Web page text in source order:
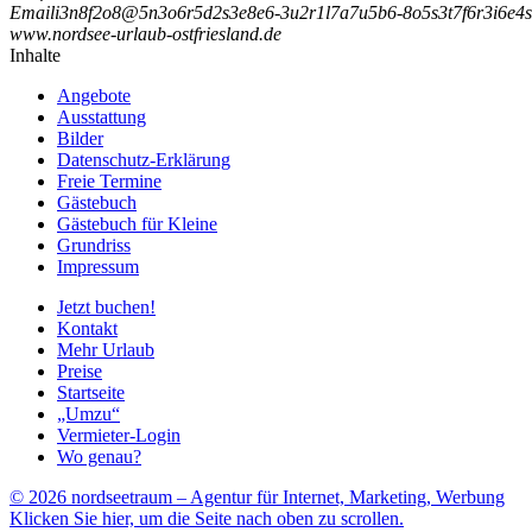
Emaili3n8f2o8@5n3o6r5d2s3e8e6-3u2r1l7a7u5b6-8o5s3t7f6r3i6e4s
www.nordsee-urlaub-ostfriesland.de
Inhalte
Angebote
Ausstattung
Bilder
Datenschutz-Erklärung
Freie Termine
Gästebuch
Gästebuch für Kleine
Grundriss
Impressum
Jetzt buchen!
Kontakt
Mehr Urlaub
Preise
Startseite
„Umzu“
Vermieter-Login
Wo genau?
© 2026 nordseetraum – Agentur für Internet, Marketing, Werbung
Klicken Sie hier, um die Seite nach oben zu scrollen.